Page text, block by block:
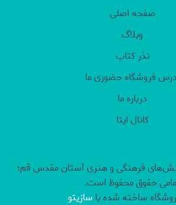
صفحه اصلی
وبلاگ
نذر کتاب
فروشگاه حضوری ما
درباره ما
کانال ایتا
فرهنگی و هنری آستان مقدس قم؛
حقوق محفوظ است.
ساخته شده با سازیتو